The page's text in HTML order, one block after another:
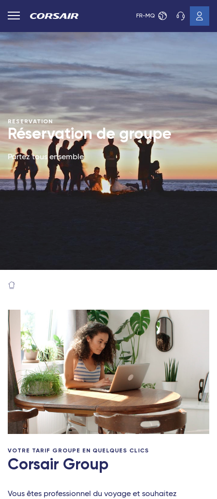
FR-MQ
RESERVATION
Réservation de groupe
Partez tous ensemble
VOTRE TARIF GROUPE EN QUELQUES CLICS
Corsair Group
Vous êtes professionnel du voyage et souhaitez